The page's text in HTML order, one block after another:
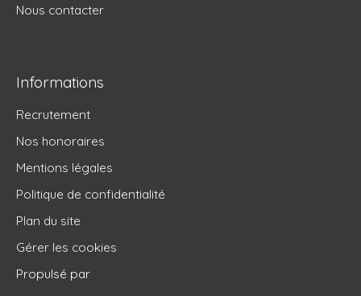
Nous contacter
Informations
Recrutement
Nos honoraires
Mentions légales
Politique de confidentialité
Plan du site
Gérer les cookies
Propulsé par